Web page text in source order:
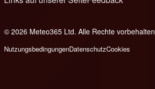
© 2026 Meteo365 Ltd. Alle Rechte vorbehalten
NutzungsbedingungenDatenschutzCookies